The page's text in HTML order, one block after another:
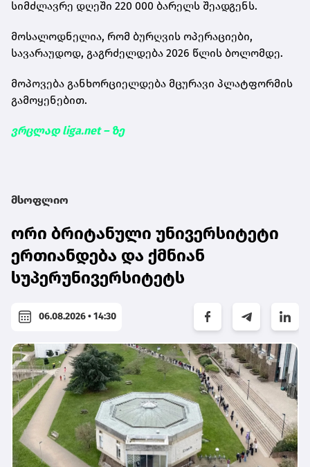
სიმძლავრე დღეში 220 000 ბარელს შეადგენს.
მოსალოდნელია, რომ ბურღვის ოპერაციები,
სავარაუდოდ, გაგრძელდება 2026 წლის ბოლომდე.
მოპოვება განხორციელდება მცურავი პლატფორმის
გამოყენებით.
ვრცლად liga.net – ზე
მსოფლიო
ორი ბრიტანული უნივერსიტეტი
ერთიანდება და ქმნიან
სუპერუნივერსიტეტს
06.08.2026 • 14:30